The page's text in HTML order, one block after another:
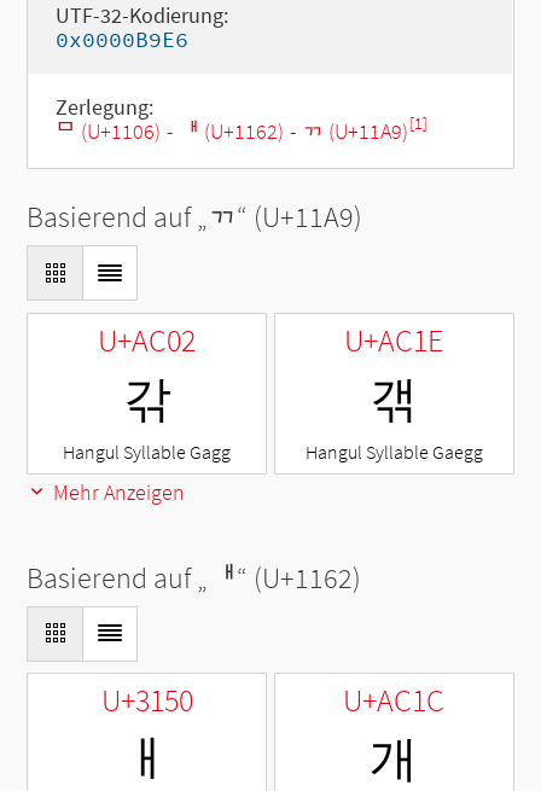
UTF-32-Kodierung:
0x0000B9E6
Zerlegung:
ᄆ (U+1106) - ᅢ (U+1162) - ᆩ (U+11A9)[1]
Basierend auf „ᆩ“ (U+11A9)
U+AC02
갂
Hangul Syllable Gagg
U+AC1E
갞
Hangul Syllable Gaegg
Mehr Anzeigen
Basierend auf „ ᅢ“ (U+1162)
U+3150
ㅐ
U+AC1C
개